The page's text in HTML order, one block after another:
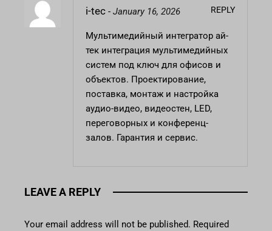
i-tec - January 16, 2026 REPLY
Мультимедийный интегратор ай-
тек интеграция мультимедийных
систем под ключ для офисов и
объектов. Проектирование,
поставка, монтаж и настройка
аудио-видео, видеостен, LED,
переговорных и конференц-
залов. Гарантия и сервис.
LEAVE A REPLY
Your email address will not be published. Required